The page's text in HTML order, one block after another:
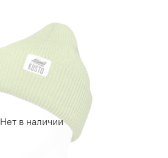
Нет в наличии